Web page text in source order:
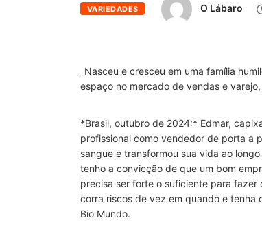
VARIEDADES O Lábaro
_Nasceu e cresceu em uma família
espaço no mercado de vendas e
*Brasil, outubro de 2024:* Edmar,
profissional como vendedor de porta a
sangue e transformou sua vida ao
tenho a convicção de que um bom
precisa ser forte o suficiente para fazer
corra riscos de vez em quando e tenha
Bio Mundo.